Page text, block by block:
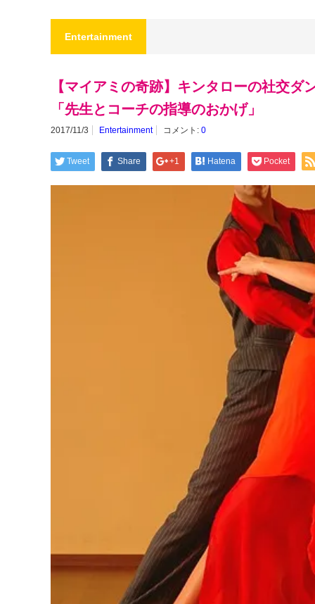
Entertainment
【マイアミの奇跡】キンタローの社交ダ
「先生とコーチの指導のおかげ」
2017/11/3 Entertainment コメント: 0
Tweet Share +1 Hatena Pocket